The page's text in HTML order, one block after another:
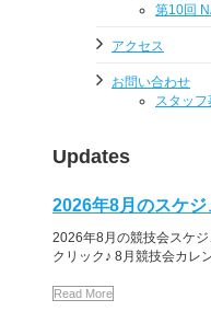
第10回
アクセス
お問い合わせ
スタッフ
Updates
2026年8月のスケジ
2026年8月の競技会スケ
クリック♪ 8月競技会カレ
Read More